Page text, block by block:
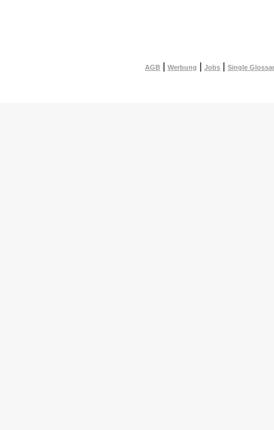
AGB Werbung Jobs Single Glossar